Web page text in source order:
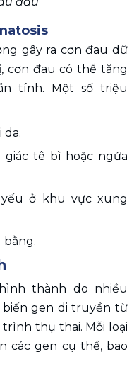
gây ra cơn đau dữ
cơn đau có thể tăng
tính. Một số triệu
da.
giác tê bì hoặc ngứa
ở khu vực xung
bằng.
thành do nhiều
gen di truyền từ
thụ thai. Mỗi loại
các gen cụ thể, bao